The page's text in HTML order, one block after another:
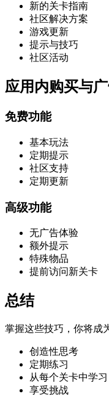
新的关卡指南
社区解决方案
游戏更新
提示与技巧
社区活动
应用内购买与
免费功能
基本玩法
定期提示
社区支持
定期更新
高级功能
无广告体验
额外提示
特殊物品
提前访问新关卡
总结
掌握这些技巧，你将成
创造性思考
定期练习
从每个关卡中学习
享受挑战